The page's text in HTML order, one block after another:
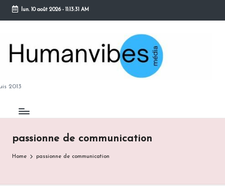
Skip
content
lun. 10 août 2026- 11:13:32 AM
2013
passionne de communication
Home passionne de communication